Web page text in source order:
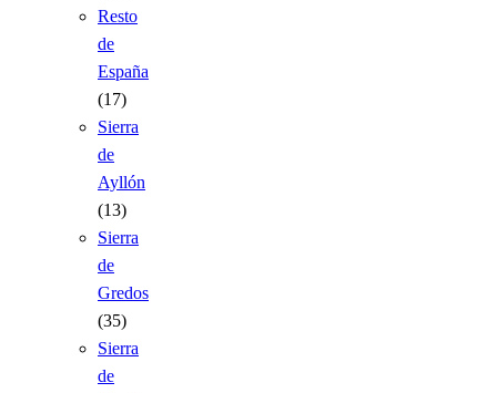
Resto
de
España
(17)
Sierra
de
Ayllón
(13)
Sierra
de
Gredos
(35)
Sierra
de